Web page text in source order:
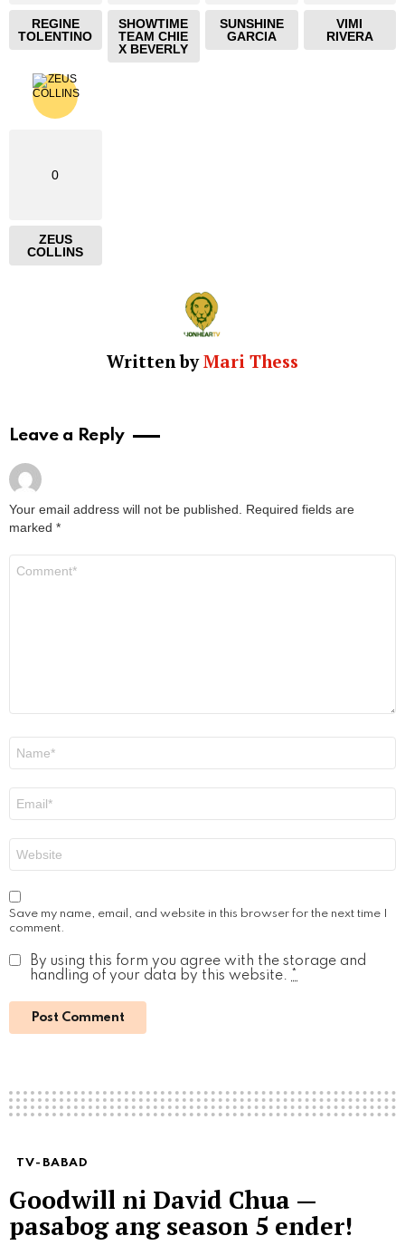
REGINE
TOLENTINO
SHOWTIME
TEAM CHIE
X BEVERLY
SUNSHINE
GARCIA
VIMI
RIVERA
0
ZEUS
COLLINS
Written byMari Thess
Leave a Reply
Your email address will not be published.
Required fields are
marked *
Save my name, email, and website in this browser for the next time I
comment.
By using this form you agree with the storage and
handling of your data by this website. *
TV-BABAD
Goodwill ni David Chua —
pasabog ang season 5 ender!